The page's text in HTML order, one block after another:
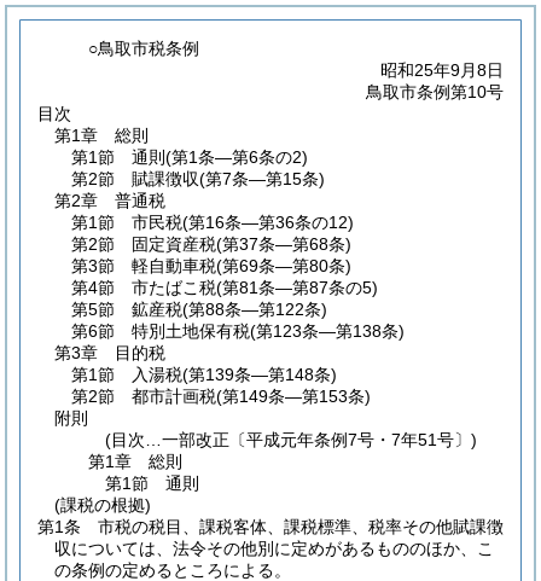
○鳥取市税条例
昭和25年9月8日
鳥取市条例第10号
目次
第1章
総則
第1節
通則 (第1条―第6条の2)
第2節
賦課徴収(第7条―第15条)
第2章
普通税
第1節
市民税(第16条―第36条の12)
第2節
固定資産税(第37条―第68条)
第3節
軽自動車税(第69条―第80条)
第4節
市たばこ税(第81条―第87条の5)
第5節
鉱産税(第88条―第122条)
第6節
特別土地保有税(第123条―第138条)
第3章
目的税
第1節
入湯税(第139条―第148条)
第2節
都市計画税(第149条―第153条)
附則
(目次…一部改正〔平成元年条例7号・7年51号〕)
第1章
総則
第1節
通則
(課税の根拠)
第1条
市税の税目、課税客体、課税標準、税率その他賦課徴
収については、法令その他別に定めがあるもののほか、こ
の条例の定めるところによる。